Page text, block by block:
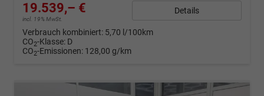
19.539,– €
incl. 19% MwSt.
Details
Verbrauch kombiniert: 5,70 l/100km
CO2-Klasse: D
CO2-Emissionen: 128,00 g/km